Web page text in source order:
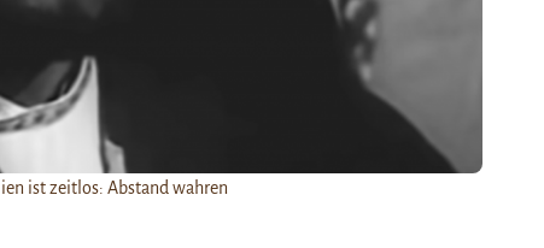
ist zeitlos: Abstand wahren